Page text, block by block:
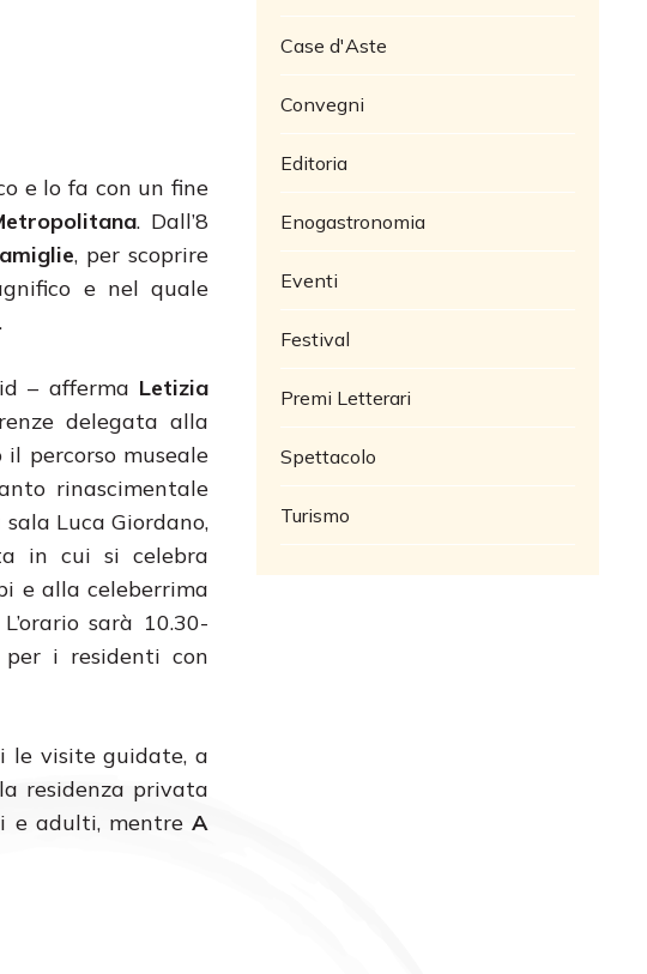
e lo fa con un fine
. Dall’8
, per scoprire
e nel quale
– afferma Letizia
delegata alla
percorso museale
rinascimentale
Luca Giordano,
in cui si celebra
e alla celeberrima
sarà 10.30-
per i residenti con
le visite guidate, a
residenza privata
e adulti, mentreA
Case d'Aste
Convegni
Editoria
Enogastronomia
Eventi
Festival
Premi Letterari
Spettacolo
Turismo